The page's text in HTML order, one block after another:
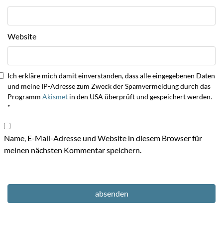
Website
Ich erkläre mich damit einverstanden, dass alle eingegebenen Daten
und meine IP-Adresse zum Zweck der Spamvermeidung durch das
Programm Akismet in den USA überprüft und gespeichert werden.
*
Name, E-Mail-Adresse und Website in diesem Browser für
meinen nächsten Kommentar speichern.